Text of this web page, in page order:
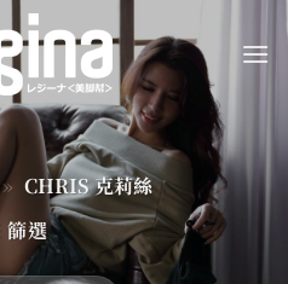
» CHRIS 克莉絲
篩選